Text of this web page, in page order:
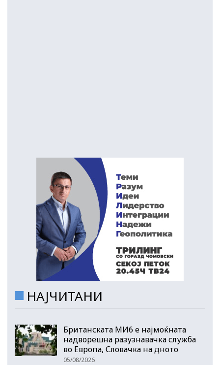
НАЈЧИТАНИ
Британската МИ6 е најмоќната
надворешна разузнавачка служба
во Европа, Словачка на дното
05/08/2026